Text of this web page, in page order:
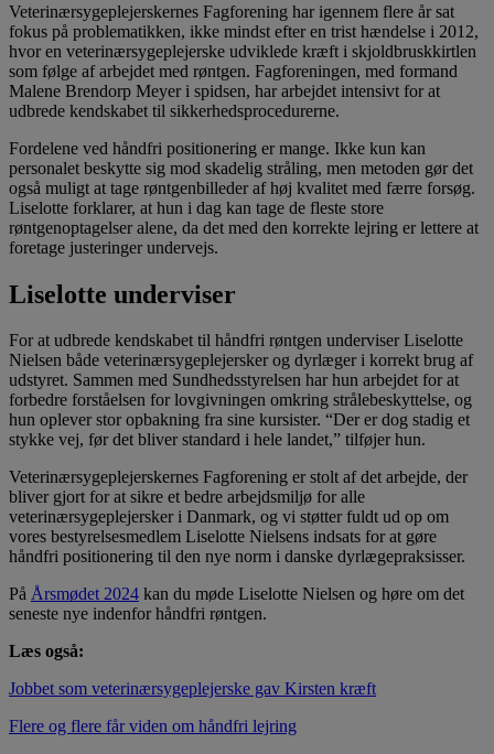
Veterinærsygeplejerskernes Fagforening har igennem flere år sat
fokus på problematikken, ikke mindst efter en trist hændelse i 2012,
hvor en veterinærsygeplejerske udviklede kræft i skjoldbruskkirtlen
som følge af arbejdet med røntgen. Fagforeningen, med formand
Malene Brendorp Meyer i spidsen, har arbejdet intensivt for at
udbrede kendskabet til sikkerhedsprocedurerne.
Fordelene ved håndfri positionering er mange. Ikke kun kan
personalet beskytte sig mod skadelig stråling, men metoden gør det
også muligt at tage røntgenbilleder af høj kvalitet med færre forsøg.
Liselotte forklarer, at hun i dag kan tage de fleste store
røntgenoptagelser alene, da det med den korrekte lejring er lettere at
foretage justeringer undervejs.
Liselotte underviser
For at udbrede kendskabet til håndfri røntgen underviser Liselotte
Nielsen både veterinærsygeplejersker og dyrlæger i korrekt brug af
udstyret. Sammen med Sundhedsstyrelsen har hun arbejdet for at
forbedre forståelsen for lovgivningen omkring strålebeskyttelse, og
hun oplever stor opbakning fra sine kursister. “Der er dog stadig et
stykke vej, før det bliver standard i hele landet,” tilføjer hun.
Veterinærsygeplejerskernes Fagforening er stolt af det arbejde, der
bliver gjort for at sikre et bedre arbejdsmiljø for alle
veterinærsygeplejersker i Danmark, og vi støtter fuldt ud op om
vores bestyrelsesmedlem Liselotte Nielsens indsats for at gøre
håndfri positionering til den nye norm i danske dyrlægepraksisser.
På Årsmødet 2024 kan du møde Liselotte Nielsen og høre om det
seneste nye indenfor håndfri røntgen.
Læs også:
Jobbet som veterinærsygeplejerske gav Kirsten kræft
Flere og flere får viden om håndfri lejring